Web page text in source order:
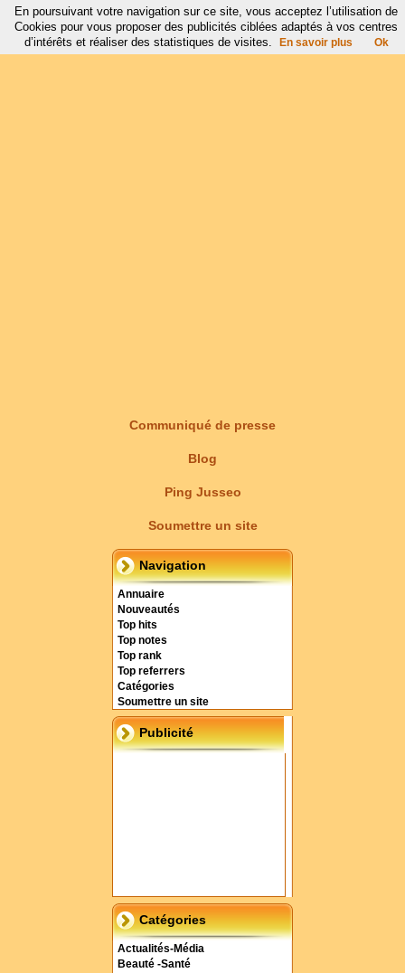
Communiqué de presse
Blog
Ping Jusseo
Soumettre un site
Navigation
Annuaire
Nouveautés
Top hits
Top notes
Top rank
Top referrers
Catégories
Soumettre un site
Publicité
Catégories
Actualités-Média
Beauté -Santé
En poursuivant votre navigation sur ce site, vous acceptez l’utilisation de
Cookies pour vous proposer des publicités ciblées adaptés à vos centres
d’intérêts et réaliser des statistiques de visites.
En savoir plus Ok